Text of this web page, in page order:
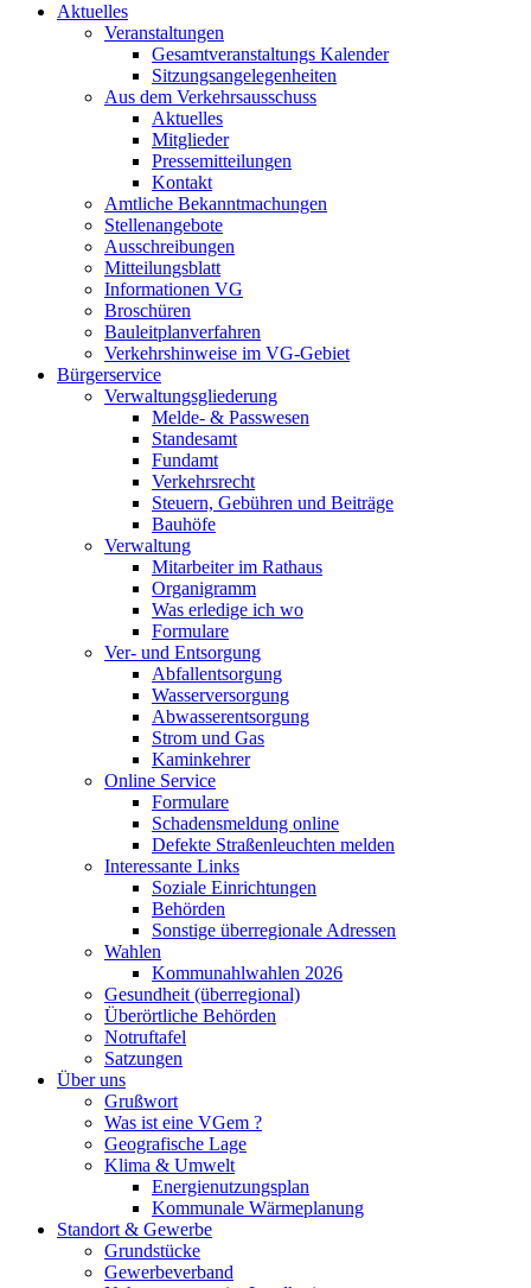
Aktuelles
Veranstaltungen
Gesamtveranstaltungs Kalender
Sitzungsangelegenheiten
Aus dem Verkehrsausschuss
Aktuelles
Mitglieder
Pressemitteilungen
Kontakt
Amtliche Bekanntmachungen
Stellenangebote
Ausschreibungen
Mitteilungsblatt
Informationen VG
Broschüren
Bauleitplanverfahren
Verkehrshinweise im VG-Gebiet
Bürgerservice
Verwaltungsgliederung
Melde- & Passwesen
Standesamt
Fundamt
Verkehrsrecht
Steuern, Gebühren und Beiträge
Bauhöfe
Verwaltung
Mitarbeiter im Rathaus
Organigramm
Was erledige ich wo
Formulare
Ver- und Entsorgung
Abfallentsorgung
Wasserversorgung
Abwasserentsorgung
Strom und Gas
Kaminkehrer
Online Service
Formulare
Schadensmeldung online
Defekte Straßenleuchten melden
Interessante Links
Soziale Einrichtungen
Behörden
Sonstige überregionale Adressen
Wahlen
Kommunahlwahlen 2026
Gesundheit (überregional)
Überörtliche Behörden
Notruftafel
Satzungen
Über uns
Grußwort
Was ist eine VGem ?
Geografische Lage
Klima & Umwelt
Energienutzungsplan
Kommunale Wärmeplanung
Standort & Gewerbe
Grundstücke
Gewerbeverband